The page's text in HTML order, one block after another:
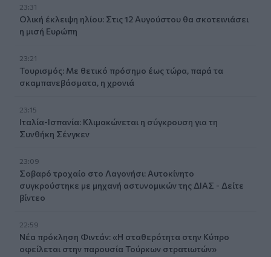
23:31
Ολική έκλειψη ηλίου: Στις 12 Αυγούστου θα σκοτεινιάσει
η μισή Ευρώπη
23:21
Τουρισμός: Με θετικό πρόσημο έως τώρα, παρά τα
σκαμπανεβάσματα, η χρονιά
23:15
Ιταλία-Ισπανία: Κλιμακώνεται η σύγκρουση για τη
Συνθήκη Σένγκεν
23:09
Σοβαρό τροχαίο στο Λαγονήσι: Αυτοκίνητο
συγκρούστηκε με μηχανή αστυνομικών της ΔΙΑΣ - Δείτε
βίντεο
22:59
Νέα πρόκληση Φιντάν: «Η σταθερότητα στην Κύπρο
οφείλεται στην παρουσία Τούρκων στρατιωτών»